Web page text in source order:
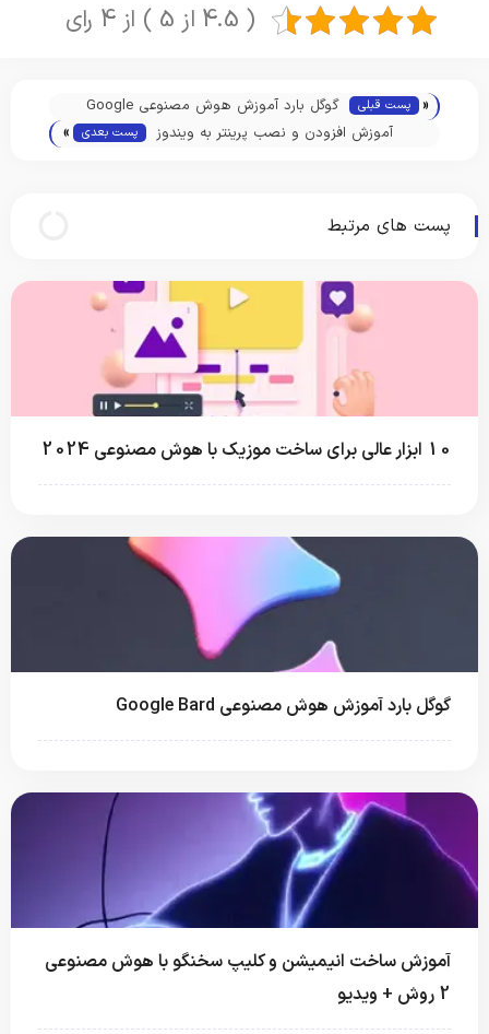
( 4.5 از 5 ) از 4 رای
« پست قبلی
گوگل بارد آموزش هوش مصنوعی Google
Bard
آموزش افزودن و نصب پرینتر به ویندوز پست بعدی »
پست های مرتبط
10 ابزار عالی برای ساخت موزیک با هوش مصنوعی 2024
گوگل بارد آموزش هوش مصنوعی Google Bard
آموزش ساخت انیمیشن و کلیپ سخنگو با هوش مصنوعی
2 روش + ویدیو